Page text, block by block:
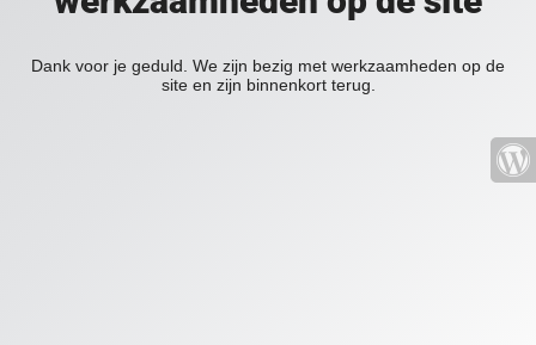
Dank voor je geduld. We zijn bezig met werkzaamheden op de
site en zijn binnenkort terug.